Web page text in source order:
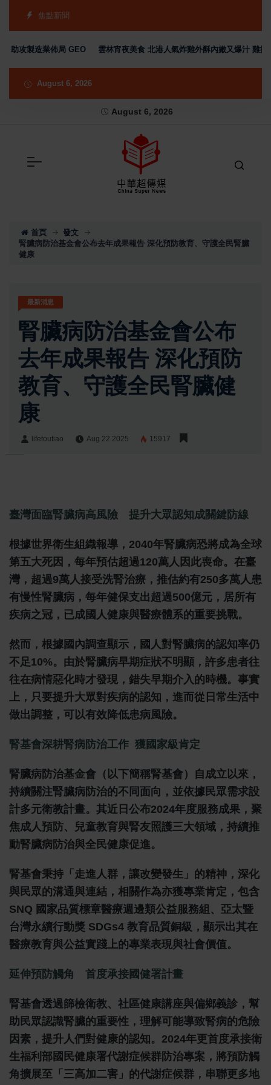
焦點新聞
造業佈局 GEO 雲林宵夜美食 北港人氣炸雞外酥內嫩又爆汁 雞排、小點
August 6, 2026
August 6, 2026
首頁
發文
腎臟病防治基金會公布去年成果報告 深化預防教育、守護全民腎臟
健康
最新消息
腎臟病防治基金會公布
去年成果報告 深化預防
教育、守護全民腎臟健
康
lifetoutiao Aug 22 2025 15917
臺灣面臨腎臟病高風險 提升大眾認知成關鍵防線
根據世界衛生組織報導，2040年腎臟病恐將成為全球
第五大死因，每年預估超過120萬人因此喪命。在臺
灣，超過9萬人接受洗腎治療，推估約有250多萬人患
有慢性腎臟病，每年健保支出超過500億元，居所有
疾病之冠，已成國人健康與醫療體系的重要挑戰。
然而，根據國內調查顯示，國人對腎臟病的認知率仍
不足10%。由於腎臟病早期症狀不明顯，許多患者往
往在病情惡化時才發現，錯失早期介入的時機。事實
上，只要提升大眾對疾病的認知，進而從日常生活中
做出調整，可以有效降低患病風險。
腎基會深耕腎病防治工作 獲國家級肯定
腎臟病防治基金會（以下簡稱腎基會）自成立以來，
持續關注腎臟病防治的不同面向，並依據民眾需求設
計多元衛教計畫。其近日公布2024年度服務成果，聚
焦成人預防、兒童教育與腎友照護三大領域，持續推
動腎臟病防治與全民健康促進。
腎基會秉持「走進人群，讓改變發生」的精神，深化
與民眾的溝通與連結，相關作為亦獲專業肯定，包含
SNQ 國家品質標章醫療週邊類公益服務組、亞太暨
台灣永續行動獎 SDGs4 教育品質銅級，顯示出其在
醫療教育與公益實踐上的專業表現與社會價值。
延伸預防觸角 首度承接國健署計畫
腎基會透過篩檢衛教、社區健康講座與偏鄉義診，幫
助民眾認識腎臟的重要性，理解可能導致腎病的危險
因素，提升人們對健康的認知。2024年更首度承接衛
生福利部國民健康署代謝症候群防治專案，將預防觸
角擴展至「三高加二害」的代謝症候群，串聯更多地